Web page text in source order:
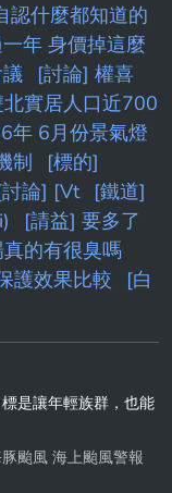
認什麼都知道的
年 身價掉這麼
[討論] 權喜
實居人口近700
年 6月份景氣燈
制
[標的]
論] [Vt
[鐵道]
[請益] 要多了
的有很臭嗎
護效果比較
[白
是讓年輕族群，也能
颱風 海上颱風警報